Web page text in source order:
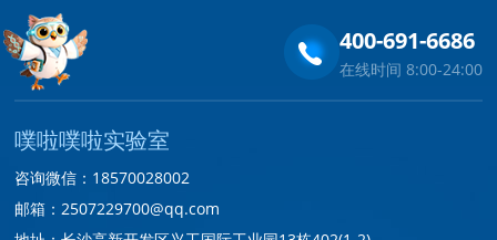
400-691-6686
在线时间 8:00-24:00
噗啦噗啦实验室
咨询微信：18570028002
邮箱：2507229700@qq.com